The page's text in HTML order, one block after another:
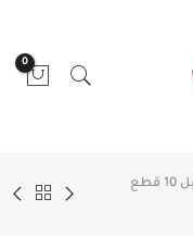
0
حلقه فضة دبل 10 قطع